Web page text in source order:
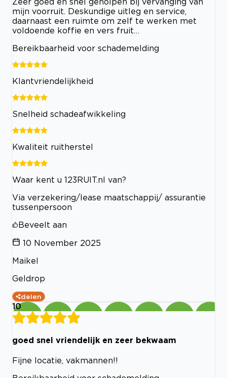
mijn voorruit. Deskundige uitleg en service,
daarnaast een ruimte om zelf te werken met
voldoende koffie en vers fruit…
Bereikbaarheid voor schademelding
Klantvriendelijkheid
Snelheid schadeafwikkeling
Kwaliteit ruitherstel
Waar kent u 123RUIT.nl van?
Via verzekering/lease maatschappij/ assurantie
tussenpersoon
Beveelt aan
10 November 2025
Maikel
Geldrop
delen
10
goed snel vriendelijk en zeer bekwaam
Fijne locatie, vakmannen!!